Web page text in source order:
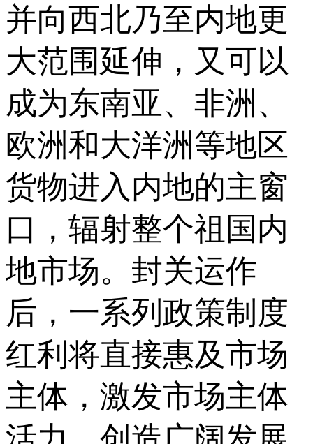
并向西北乃至内地更
大范围延伸，又可以
成为东南亚、非洲、
欧洲和大洋洲等地区
货物进入内地的主窗
口，辐射整个祖国内
地市场。封关运作
后，一系列政策制度
红利将直接惠及市场
主体，激发市场主体